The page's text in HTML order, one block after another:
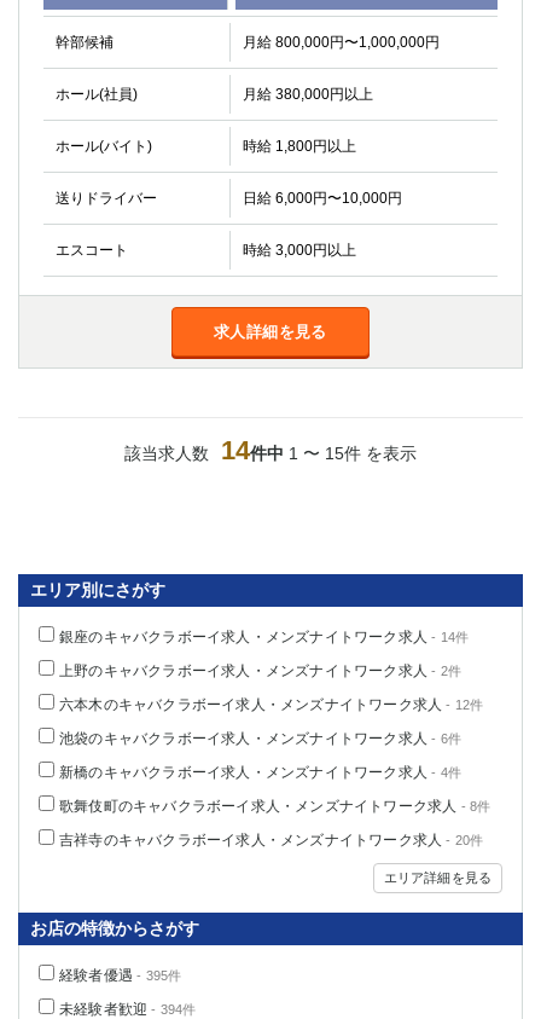
幹部候補 月給 800,000円〜1,000,000円
ホール(社員) 月給 380,000円以上
ホール(バイト) 時給 1,800円以上
送りドライバー 日給 6,000円〜10,000円
エスコート 時給 3,000円以上
求人詳細を見る
該当求人数 14件中 1 〜 15件 を表示
エリア別にさがす
銀座のキャバクラボーイ求人・メンズナイトワーク求人 - 14件
上野のキャバクラボーイ求人・メンズナイトワーク求人 - 2件
六本木のキャバクラボーイ求人・メンズナイトワーク求人 - 12件
池袋のキャバクラボーイ求人・メンズナイトワーク求人 - 6件
新橋のキャバクラボーイ求人・メンズナイトワーク求人 - 4件
歌舞伎町のキャバクラボーイ求人・メンズナイトワーク求人 - 8件
吉祥寺のキャバクラボーイ求人・メンズナイトワーク求人 - 20件
エリア詳細を見る
お店の特徴からさがす
経験者優遇 - 395件
未経験者歓迎 - 394件